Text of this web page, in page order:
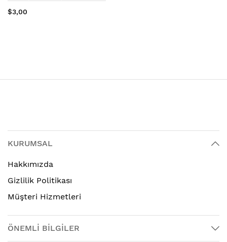
$3,00
KURUMSAL
Hakkımızda
Gizlilik Politikası
Müşteri Hizmetleri
ÖNEMLİ BİLGİLER